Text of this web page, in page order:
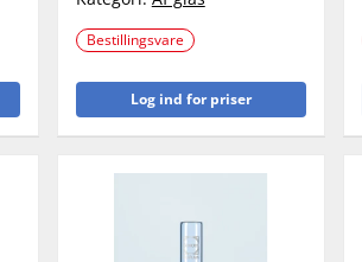
Bestillingsvare
Log ind for priser